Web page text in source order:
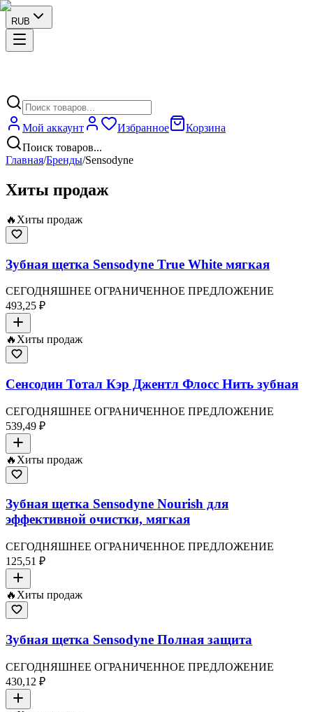
RUB
Мой аккаунт Избранное
Корзина
Поиск товаров...
Главная/Бренды/Sensodyne
Хиты продаж
🔥 Хиты продаж
Зубная щетка Sensodyne True White мягкая
СЕГОДНЯШНЕЕ ОГРАНИЧЕННОЕ ПРЕДЛОЖЕНИЕ
493,25 ₽
🔥 Хиты продаж
Сенсодин Тотал Кэр Джентл Флосс Нить зубная
СЕГОДНЯШНЕЕ ОГРАНИЧЕННОЕ ПРЕДЛОЖЕНИЕ
539,49 ₽
🔥 Хиты продаж
Зубная щетка Sensodyne Nourish для
эффективной очистки, мягкая
СЕГОДНЯШНЕЕ ОГРАНИЧЕННОЕ ПРЕДЛОЖЕНИЕ
125,51 ₽
🔥 Хиты продаж
Зубная щетка Sensodyne Полная защита
СЕГОДНЯШНЕЕ ОГРАНИЧЕННОЕ ПРЕДЛОЖЕНИЕ
430,12 ₽